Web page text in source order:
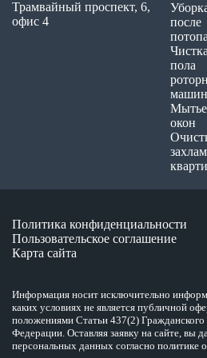
Трамвайный проспект, 6,
офис 4
после
потопа
Чистка
пола
Мытье
окон
Политика конфиденциальности
Пользовательское соглашение
Карта сайта
Информация носит исключительно
каких условиях не является публичной
положениями Статьи 437(2) Гражданского
Федерации. Оставляя заявку на сайте, вы
персональных данных согласно политике